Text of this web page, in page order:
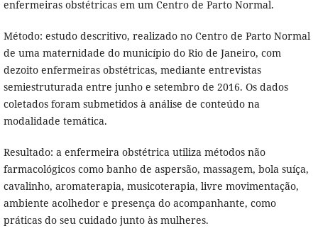
enfermeiras obstétricas em um Centro de Parto Normal.
Método: estudo descritivo, realizado no Centro de Parto Normal
de uma maternidade do município do Rio de Janeiro, com
dezoito enfermeiras obstétricas, mediante entrevistas
semiestruturada entre junho e setembro de 2016. Os dados
coletados foram submetidos à análise de conteúdo na
modalidade temática.
Resultado: a enfermeira obstétrica utiliza métodos não
farmacológicos como banho de aspersão, massagem, bola suíça,
cavalinho, aromaterapia, musicoterapia, livre movimentação,
ambiente acolhedor e presença do acompanhante, como
práticas do seu cuidado junto às mulheres.